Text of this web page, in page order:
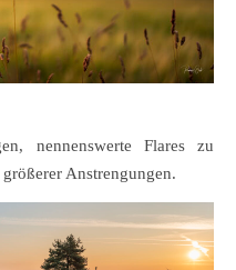
nennenswerte Flares zu
Anstrengungen.